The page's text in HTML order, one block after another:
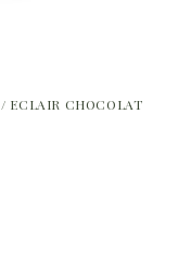
/ ECLAIR CHOCOLAT